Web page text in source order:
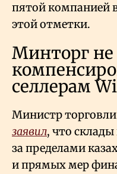
пятой компанией
этой отметки.
Минторг не
селлерам
Министр
заявил, что
за пределами
и прямых мер